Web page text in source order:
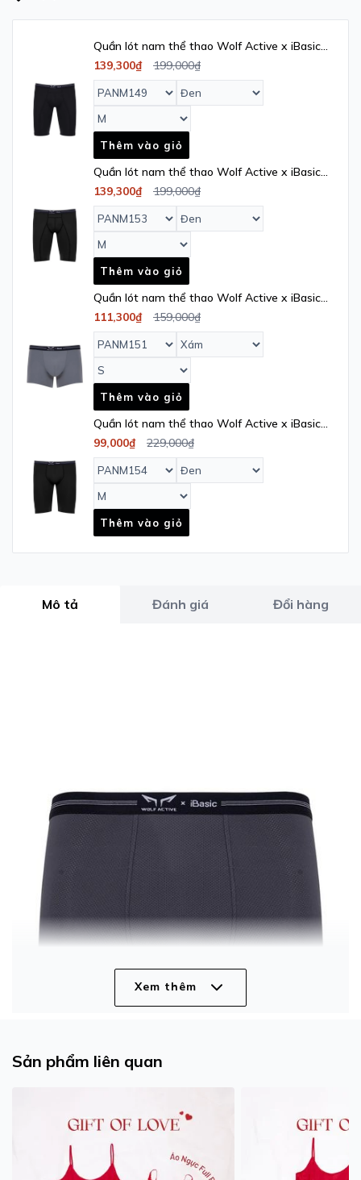
Quần lót nam thể thao Wolf Active x iBasic
airy thoáng khí phom boxer dài - PANM149
139,300₫ 199,000₫
Thêm vào giỏ
Quần lót nam thể thao Wolf Active x iBasic
phom boxer dài - PANM153
139,300₫ 199,000₫
Thêm vào giỏ
Quần lót nam thể thao Wolf Active x iBasic
phom trunk không đường may freecut -
PANM151
111,300₫ 159,000₫
Thêm vào giỏ
Quần lót nam thể thao Wolf Active x iBasic
airy thoáng khí phom boxer dài có túi -
PANM154
99,000₫ 229,000₫
Thêm vào giỏ
Mô tả Đánh giá Đổi hàng
Xem thêm
Sản phẩm liên quan